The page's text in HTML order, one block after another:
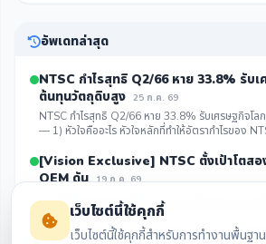
อัพเดทล่าสุด
NTSC กำไรสุทธิ Q2/66 หาย 33.8% รับ
ต้นทุนวัตถุดิบสูง 25 ก.ค. 69
NTSC กำไรสุทธิ Q2/66 หาย 33.8% รับเศรษฐกิจโ
— 1) หัวใจคืออะไร หัวใจหลักที่ทำให้อัตรากำไรของ
[Vision Exclusive] NTSC ตั้งเป้าโตสอ
OEM ดัน 19 ก.ค. 69
ดร.พัชร์ เอกปัญญาสกุล ประธานเจ้าหน้าที่บริหาร บริษั
(มหาชน) หรือ NTSC ผู้นำเข้า ผลิต และจัดจำหน่ายวัต
วัตถุเจือปนในอาหารคนและอาหารสัต...
คลิกดูรายละ
เว็บไซต์นี้ใช้คุกกี้
เว็บไซต์นี้ใช้คุกกี้สำหรับการทำงานพื้นฐา